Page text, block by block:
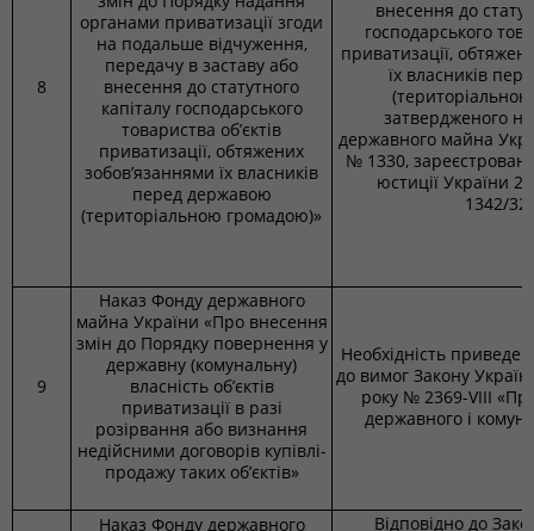
8
органами приватизації згоди
на подальше відчуження,
передачу в заставу або
внесення до статутного
капіталу господарського
товариства об’єктів
приватизації, обтяжених
зобов’язаннями їх власників
перед державою
(територіальною громадою)»
внесення до
господарського
приватизації,
їх власників
затвердженого
державного майна
№ 1330,
юстиції України
1342/
9
Наказ Фонду державного
майна України «Про внесення
змін до Порядку повернення у
державну (комунальну)
власність об’єктів
приватизації в разі
розірвання або визнання
недійсними договорів купівлі-
продажу таких об’єктів»
Необхідність
до вимог Закону
року № 2369-VІІІ
державного і
Наказ Фонду державного
Відповідно до